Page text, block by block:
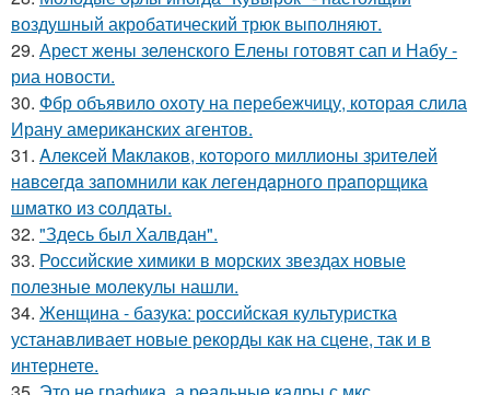
воздушный акробатический трюк выполняют.
29. Арест жены зеленского Елены готовят сап и Набу -
риа новости.
30. Фбр объявило охоту на перебежчицу, которая слила
Ирану американских агентов.
31. Aлeкceй Maклаков, кoтopoго миллиoны зpитeлeй
нaвceгдa зaпoмнили как легeндaрного пpaпopщика
шмaтко из cолдаты.
32. "Здесь был Халвдан".
33. Российские химики в морских звездах новые
полезные молекулы нашли.
34. Женщина - базука: российская культуристка
устанавливает новые рекорды как на сцене, так и в
интернете.